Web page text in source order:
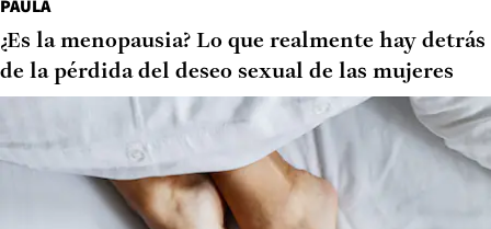
PAULA
¿Es la menopausia? Lo que realmente hay detrás
de la pérdida del deseo sexual de las mujeres